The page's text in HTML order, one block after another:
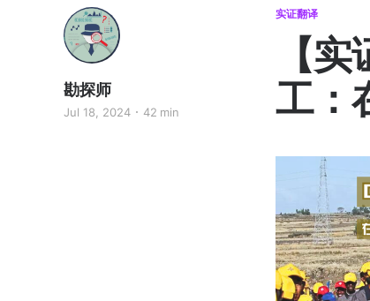
实证翻译
【
工：
勘探师
Jul 18, 2024 42 min